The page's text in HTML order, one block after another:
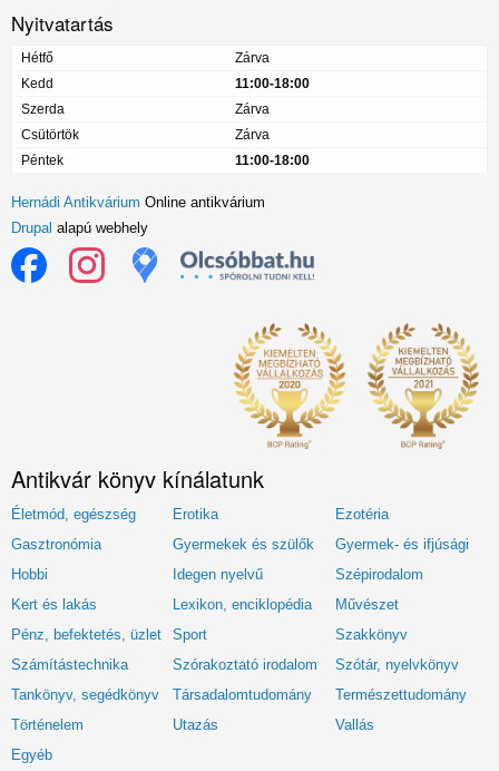
Nyitvatartás
Hétfő
Zárva
Kedd
11:00-18:00
Szerda
Zárva
Csütörtök
Zárva
Péntek
11:00-18:00
Hernádi Antikvárium Online antikvárium
Drupal alapú webhely
Antikvár könyv kínálatunk
Életmód, egészség Erotika
Ezotéria
Gasztronómia
Gyermekek és szülők
Gyermek- és ifjúsági
Hobbi
Idegen nyelvű
Szépirodalom
Kert és lakás
Lexikon, enciklopédia
Művészet
Pénz, befektetés, üzlet
Sport
Szakkönyv
Számítástechnika
Szórakoztató irodalom
Szótár, nyelvkönyv
Tankönyv, segédkönyv
Társadalomtudomány
Természettudomány
Történelem
Utazás
Vallás
Egyéb